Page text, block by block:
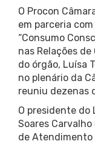
O Procon
em parceria
“Consumo
nas Relações
do órgão, Luísa
no plenário da
reuniu dezenas
O presidente do
Soares
de Atendimento